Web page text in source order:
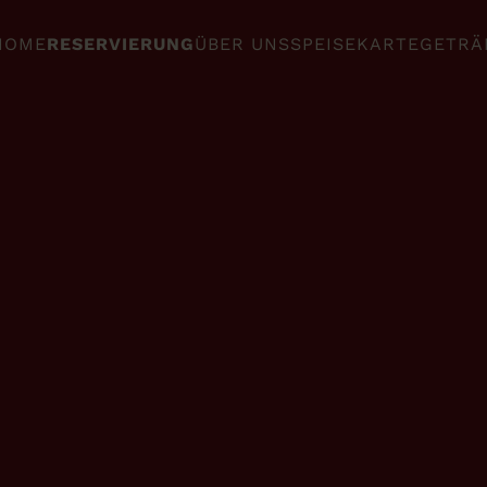
RESERVIERUNGÜBER UNSSPEISEKARTE